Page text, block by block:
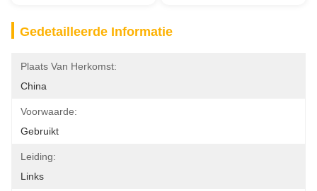
Gedetailleerde Informatie
Plaats Van Herkomst:
China
Voorwaarde:
Gebruikt
Leiding:
Links